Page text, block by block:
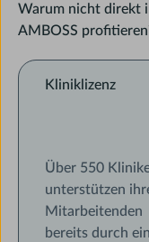
Warum nicht direkt
AMBOSS
Kliniklizenz
Über 550
unterstützen
Mitarbeitenden
bereits durch